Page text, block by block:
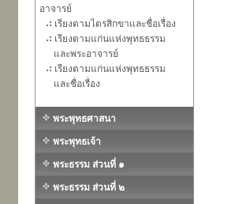
อาจารย์
เรียงตามไตรสิกขาและชื่อเรื่อง
เรียงตามแก่นแห่งพุทธธรรม
และพระอาจารย์
เรียงตามแก่นแห่งพุทธธรรม
และชื่อเรื่อง
พระพุทธศาสนา
พระพุทธเจ้า
พระธรรม ส่วนที่ ๑
พระธรรม ส่วนที่ ๒